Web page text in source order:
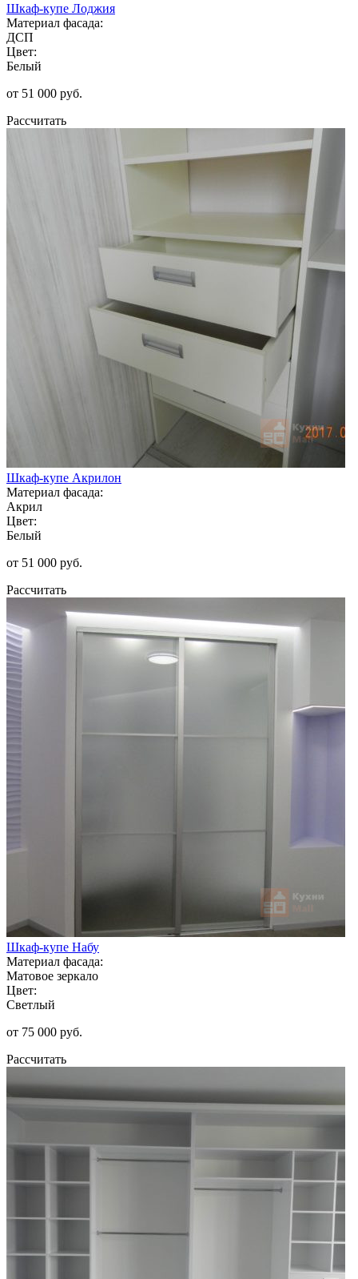
Шкаф-купе Лоджия
Материал фасада:
ДСП
Цвет:
Белый
от 51 000 руб.
Рассчитать
Шкаф-купе Акрилон
Материал фасада:
Акрил
Цвет:
Белый
от 51 000 руб.
Рассчитать
Шкаф-купе Набу
Материал фасада:
Матовое зеркало
Цвет:
Светлый
от 75 000 руб.
Рассчитать